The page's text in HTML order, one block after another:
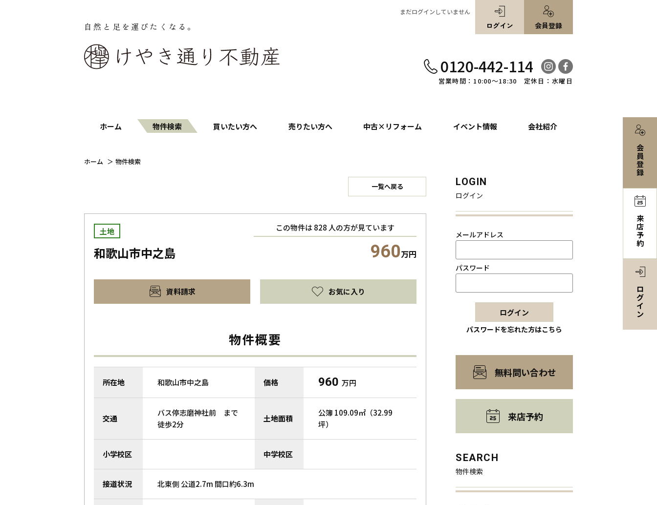
自然と足を運びたくなる。
まだログインしていません
ログイン 会員登録
0120-442-114
営業時間：10:00～18:30 定休日：水曜日
ホーム 物件検索 買いたい方へ 売りたい方へ 中古×リフォーム イベント情報 会社紹介
会
員
登
録
来
店
予
約
ロ
グ
イ
ン
ホーム 物件検索
一覧へ戻る
土地
和歌山市中之島
この物件は828 人の方が見ています
960万円
資料請求 お気に入り
物件概要
所在地 和歌山市中之島 価格 960 万円
交通
バス停志磨神社前 まで
徒歩2分
土地面積
公簿 109.09㎡（32.99
坪）
小学校区 中学校区
接道状況 北東側 公道2.7m 間口約6.3m
LOGIN
ログイン
メールアドレス
パスワード
ログイン
パスワードを忘れた方はこちら
無料問い合わせ
来店予約
SEARCH
物件検索